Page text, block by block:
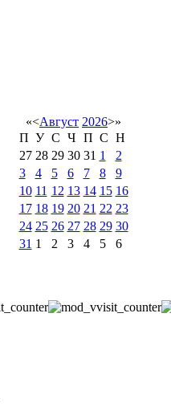
«<Август 2026>»
П У С Ч П С Н
27 28 29 30 31 1
2
3
4 5 6 7 8
9
10 11 12 13 14 15 16
17 18 19 20 21 22 23
24 25 26 27 28 29 30
31 1 2 3 4 5 6